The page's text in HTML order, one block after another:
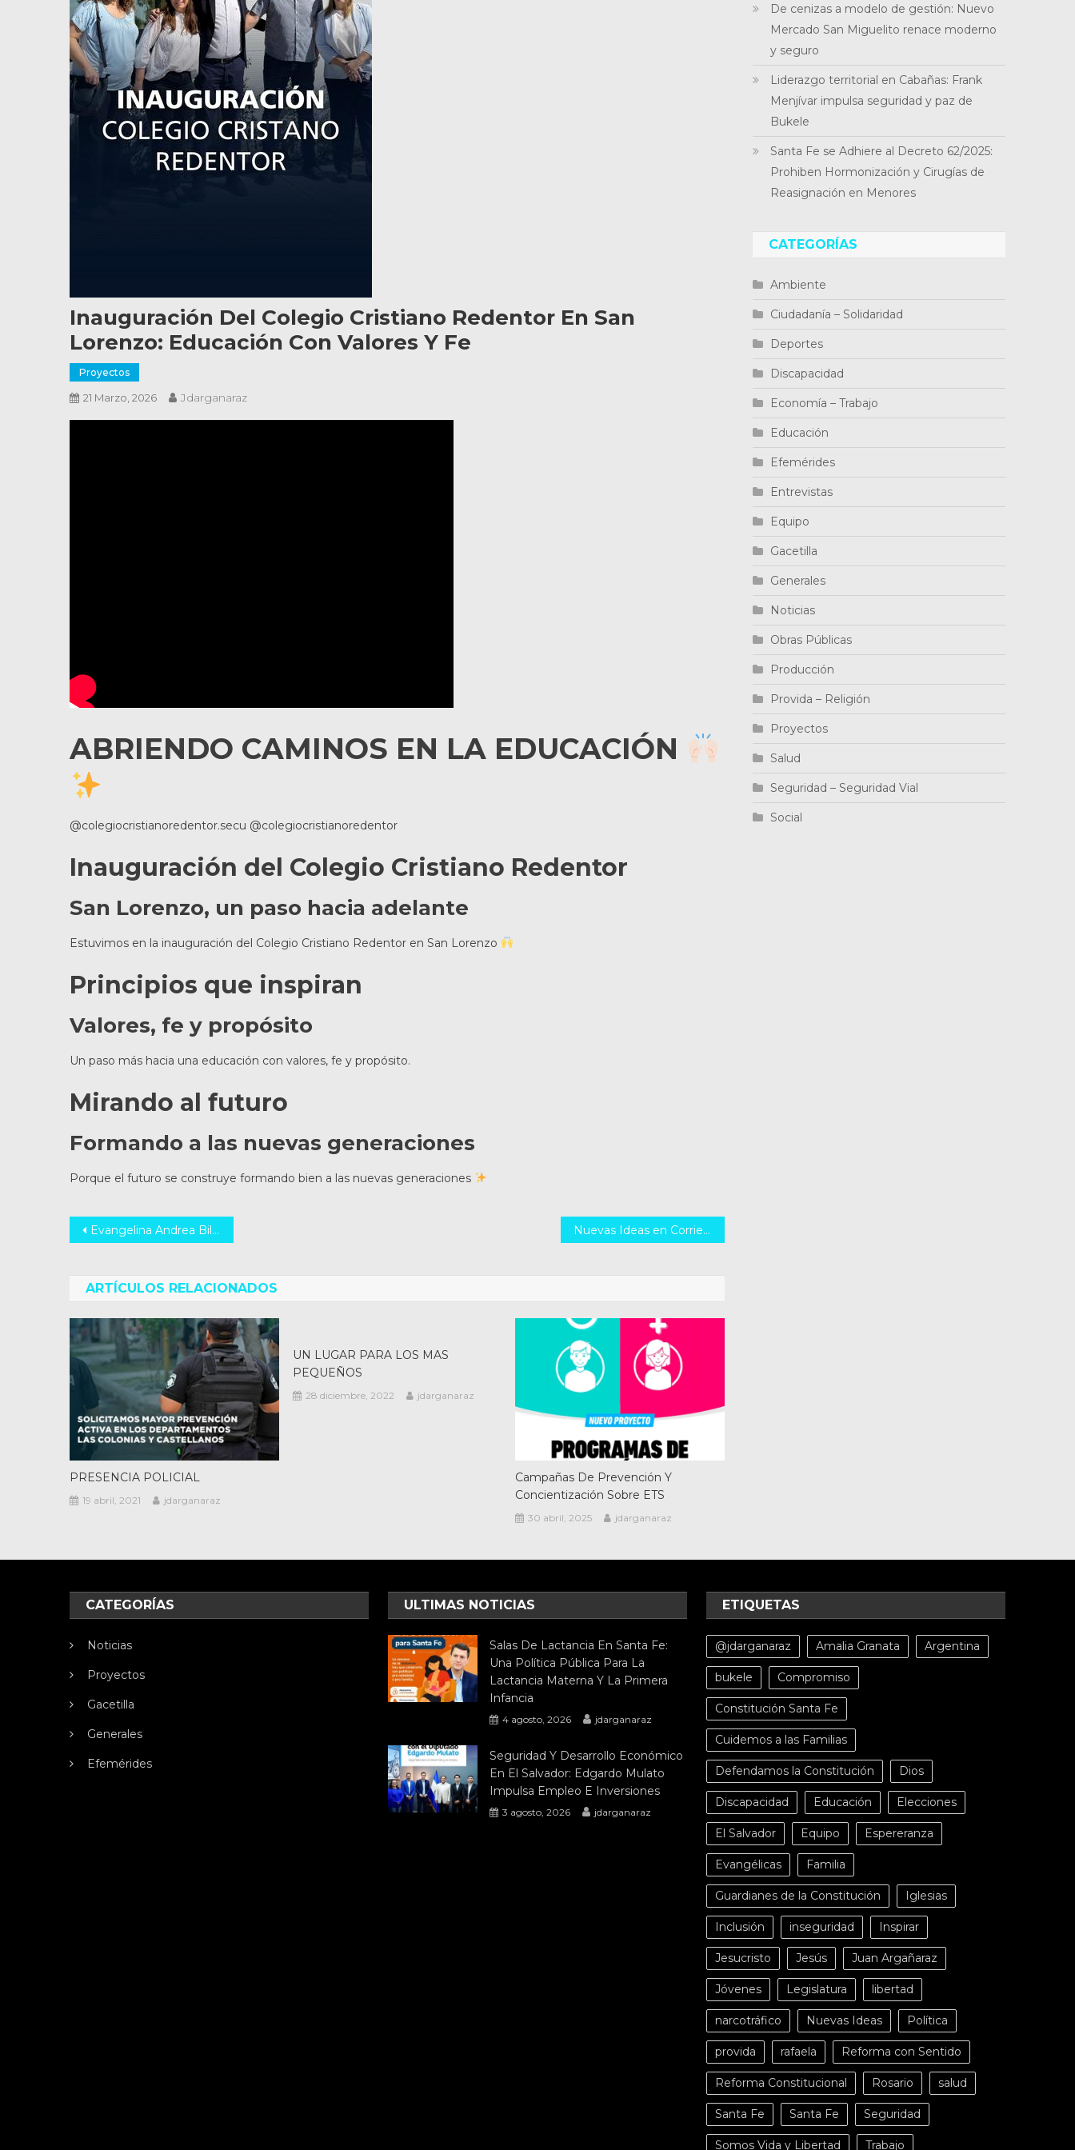
Inauguración Del Colegio Cristiano Redentor En San
Lorenzo: Educación Con Valores Y Fe
Proyectos
21 Marzo, 2026 Jdarganaraz
ABRIENDO CAMINOS EN LA EDUCACIÓN
@colegiocristianoredentor.secu @colegiocristianoredentor
Inauguración del Colegio Cristiano Redentor
San Lorenzo, un paso hacia adelante
Estuvimos en la inauguración del Colegio Cristiano Redentor en San Lorenzo
Principios que inspiran
Valores, fe y propósito
Un paso más hacia una educación con valores, fe y propósito.
Mirando al futuro
Formando a las nuevas generaciones
Porque el futuro se construye formando bien a las nuevas generaciones
Navegación
entradas
Evangelina Andrea Billoud: Mujer Santafesina Destacada en Liderazgo Femenino Nuevas Ideas en Corrientes: Renovación Política y Compromiso
ARTÍCULOS RELACIONADOS
PRESENCIA POLICIAL
19 abril, 2021 jdarganaraz
UN LUGAR PARA LOS MAS
PEQUEÑOS
28 diciembre, 2022 jdarganaraz
Campañas De Prevención Y
Concientización Sobre ETS
30 abril, 2025 jdarganaraz
De cenizas a modelo de gestión: Nuevo
Mercado San Miguelito renace moderno
y seguro
Liderazgo territorial en Cabañas: Frank
Menjívar impulsa seguridad y paz de
Bukele
Santa Fe se Adhiere al Decreto 62/2025:
Prohiben Hormonización y Cirugías de
Reasignación en Menores
CATEGORÍAS
Ambiente
Ciudadanía – Solidaridad
Deportes
Discapacidad
Economía – Trabajo
Educación
Efemérides
Entrevistas
Equipo
Gacetilla
Generales
Noticias
Obras Públicas
Producción
Provida – Religión
Proyectos
Salud
Seguridad – Seguridad Vial
Social
CATEGORÍAS
Noticias
Proyectos
Gacetilla
Generales
Efemérides
ULTIMAS NOTICIAS
Salas De Lactancia En Santa Fe:
Una Política Pública Para La
Lactancia Materna Y La Primera
Infancia
4 agosto, 2026 jdarganaraz
Seguridad Y Desarrollo Económico
En El Salvador: Edgardo Mulato
Impulsa Empleo E Inversiones
3 agosto, 2026 jdarganaraz
ETIQUETAS
@jdarganaraz Amalia Granata Argentina
bukele Compromiso
Constitución Santa Fe
Cuidemos a las Familias
Defendamos la Constitución Dios
Discapacidad Educación Elecciones
El Salvador Equipo Espereranza
Evangélicas Familia
Guardianes de la Constitución Iglesias
Inclusión inseguridad Inspirar
Jesucristo Jesús Juan Argañaraz
Jóvenes Legislatura libertad
narcotráfico Nuevas Ideas Política
provida rafaela Reforma con Sentido
Reforma Constitucional Rosario salud
Santa Fe Santa Fe Seguridad
Somos Vida y Libertad Trabajo